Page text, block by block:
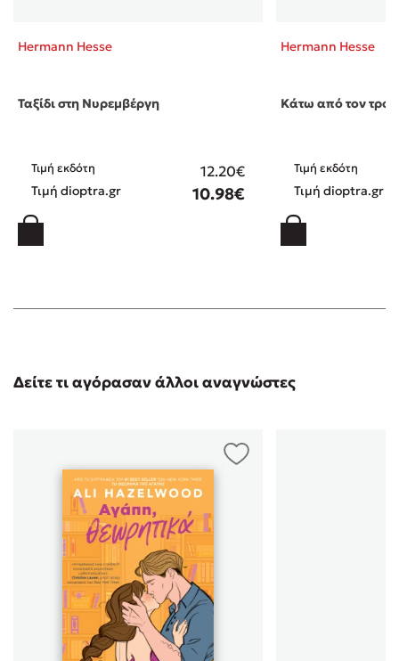
Hermann Hesse
Ταξίδι στη Νυρεμβέργη
Τιμή εκδότη 12.20€
Τιμή dioptra.gr 10.98€
Hermann Hesse
Κάτω από τον
Τιμή εκδότη
Τιμή dioptra.gr
Δείτε τι αγόρασαν άλλοι αναγνώστες